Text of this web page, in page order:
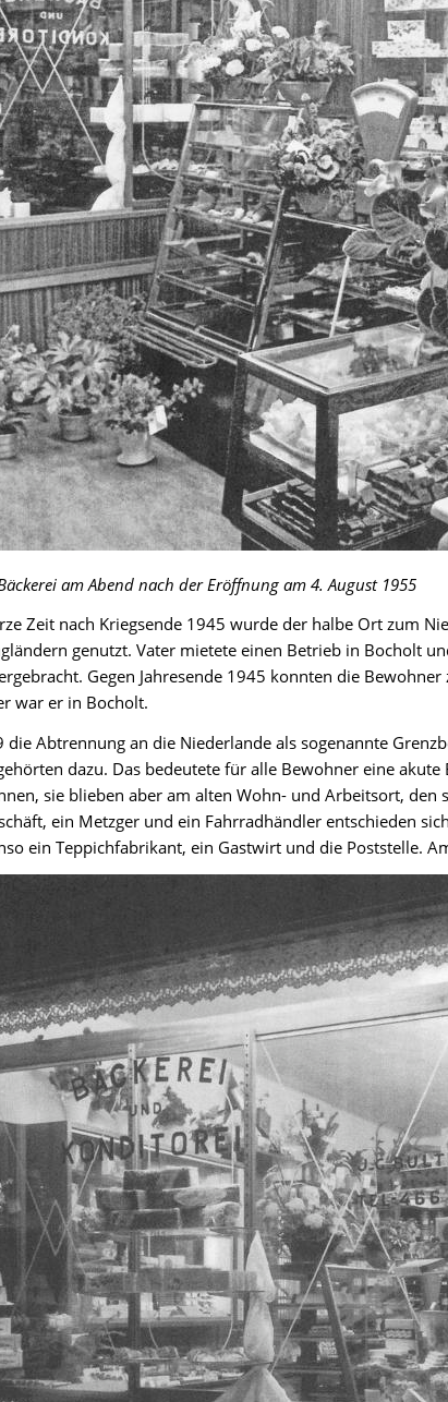
am Abend nach der Eröffnung am 4. August 1955
Zeit nach Kriegsende 1945 wurde der halbe Ort zum
genutzt. Vater mietete einen Betrieb in Bocholt
Gegen Jahresende 1945 konnten die
war er in Bocholt.
die Abtrennung an die Niederlande als sogenannte
dazu. Das bedeutete für alle Bewohner eine
sie blieben aber am alten Wohn- und Arbeitsort,
ein Metzger und ein Fahrradhändler entschieden
ein Teppichfabrikant, ein Gastwirt und die Poststelle.